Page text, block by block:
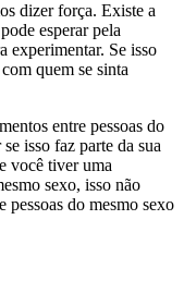
dizer força. Existe a
esperar pela
experimentar. Se isso
quem se sinta
entre pessoas do
isso faz parte da sua
você tiver uma
sexo, isso não
pessoas do mesmo sexo